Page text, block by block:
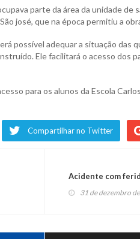
parte da área da unidade de
josé, que na época permitiu a
possível adequar a situação das
Ele facilitará o acesso dos
para os alunos da Escola
Compartilhar no Twitter
Acidente com
31 de dezembro